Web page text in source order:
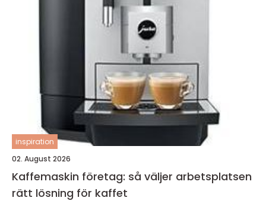
inspiration
02. August 2026
Kaffemaskin företag: så väljer arbetsplatsen
rätt lösning för kaffet